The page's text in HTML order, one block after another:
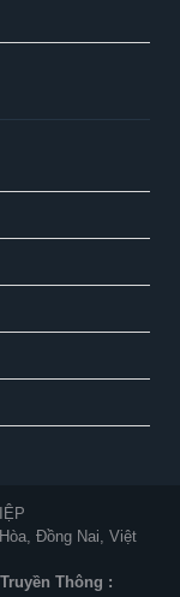
Đồng Nai, Việt
Thông :